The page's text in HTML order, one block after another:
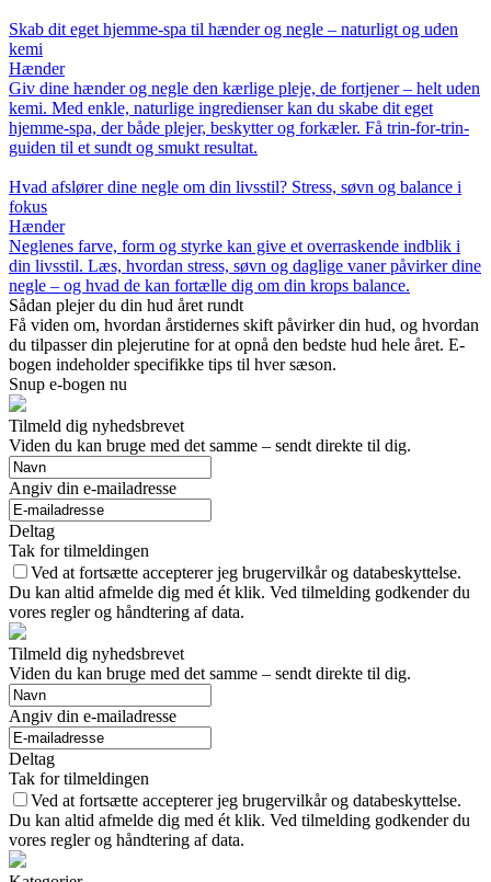
Skab dit eget hjemme-spa til hænder og negle – naturligt og uden
kemi
Hænder
Giv dine hænder og negle den kærlige pleje, de fortjener – helt uden
kemi. Med enkle, naturlige ingredienser kan du skabe dit eget
hjemme-spa, der både plejer, beskytter og forkæler. Få trin-for-trin-
guiden til et sundt og smukt resultat.
Hvad afslører dine negle om din livsstil? Stress, søvn og balance i
fokus
Hænder
Neglenes farve, form og styrke kan give et overraskende indblik i
din livsstil. Læs, hvordan stress, søvn og daglige vaner påvirker dine
negle – og hvad de kan fortælle dig om din krops balance.
Sådan plejer du din hud året rundt
Få viden om, hvordan årstidernes skift påvirker din hud, og hvordan
du tilpasser din plejerutine for at opnå den bedste hud hele året. E-
bogen indeholder specifikke tips til hver sæson.
Snup e-bogen nu
Tilmeld dig nyhedsbrevet
Viden du kan bruge med det samme – sendt direkte til dig.
Angiv din e-mailadresse
Deltag
Tak for tilmeldingen
Ved at fortsætte accepterer jeg brugervilkår og databeskyttelse.
Du kan altid afmelde dig med ét klik. Ved tilmelding godkender du
vores regler og håndtering af data.
Tilmeld dig nyhedsbrevet
Viden du kan bruge med det samme – sendt direkte til dig.
Angiv din e-mailadresse
Deltag
Tak for tilmeldingen
Ved at fortsætte accepterer jeg brugervilkår og databeskyttelse.
Du kan altid afmelde dig med ét klik. Ved tilmelding godkender du
vores regler og håndtering af data.